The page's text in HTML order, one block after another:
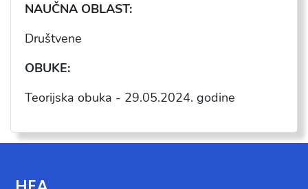
NAUČNA OBLAST:
Društvene
OBUKE:
Teorijska obuka - 29.05.2024. godine